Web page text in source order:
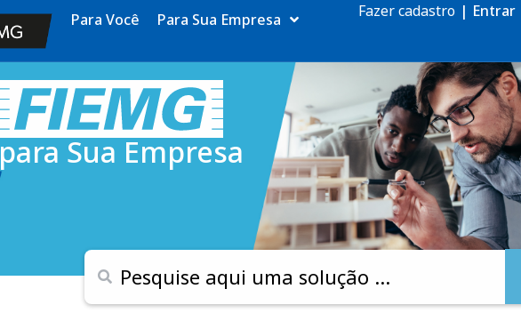
Para Você Para Sua Empresa Fazer cadastro | Entrar
para Sua Empresa